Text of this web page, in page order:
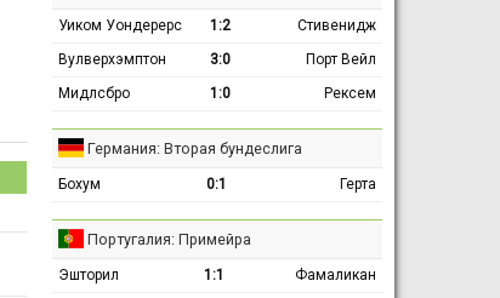
Уиком Уондерерс 1:2
Стивенидж
Вулверхэмптон
3:0
Порт Вейл
Мидлсбро
1:0 Рексем
Германия: Вторая бундеслига
Бохум 0:1 Герта
Португалия: Примейра
Эшторил 1:1 Фамаликан